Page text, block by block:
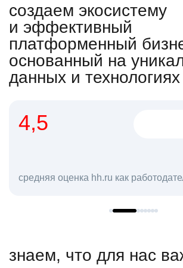
создаем экосистему
и эффективный
платформенный
основанный на
данных и технологиях
4,5
средняя оценка hh.ru как
знаем, что для нас